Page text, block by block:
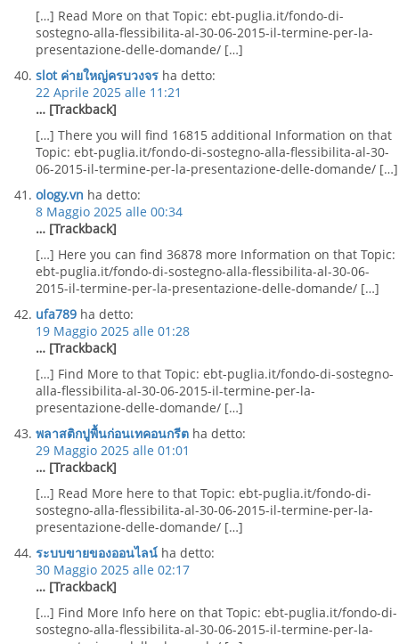
[…] Read More on that Topic: ebt-puglia.it/fondo-di-
sostegno-alla-flessibilita-al-30-06-2015-il-termine-per-la-
presentazione-delle-domande/ […]
slot ค่ายใหญ่ครบวงจร ha detto:
22 Aprile 2025 alle 11:21
… [Trackback]
[…] There you will find 16815 additional Information on that
Topic: ebt-puglia.it/fondo-di-sostegno-alla-flessibilita-al-30-
06-2015-il-termine-per-la-presentazione-delle-domande/ […]
ology.vn ha detto:
8 Maggio 2025 alle 00:34
… [Trackback]
[…] Here you can find 36878 more Information on that Topic:
ebt-puglia.it/fondo-di-sostegno-alla-flessibilita-al-30-06-
2015-il-termine-per-la-presentazione-delle-domande/ […]
ufa789 ha detto:
19 Maggio 2025 alle 01:28
… [Trackback]
[…] Find More to that Topic: ebt-puglia.it/fondo-di-sostegno-
alla-flessibilita-al-30-06-2015-il-termine-per-la-
presentazione-delle-domande/ […]
พลาสติกปูพื้นก่อนเทคอนกรีต ha detto:
29 Maggio 2025 alle 01:01
… [Trackback]
[…] Read More here to that Topic: ebt-puglia.it/fondo-di-
sostegno-alla-flessibilita-al-30-06-2015-il-termine-per-la-
presentazione-delle-domande/ […]
ระบบขายของออนไลน์ ha detto:
30 Maggio 2025 alle 02:17
… [Trackback]
[…] Find More Info here on that Topic: ebt-puglia.it/fondo-di-
sostegno-alla-flessibilita-al-30-06-2015-il-termine-per-la-